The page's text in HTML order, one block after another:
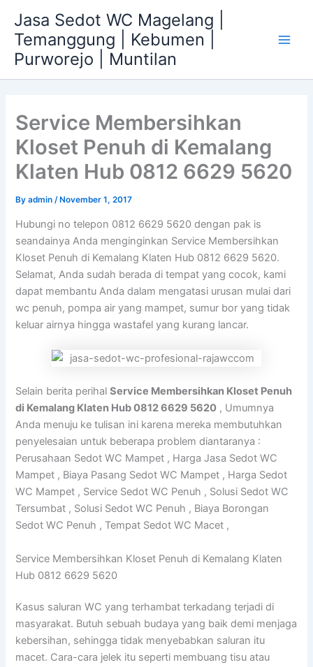
content
Jasa Sedot WC Magelang |
Temanggung | Kebumen |
Purworejo | Muntilan
Service Membersihkan
Kloset Penuh di Kemalang
Klaten Hub 0812 6629 5620
Byadmin/ November 1, 2017
Hubungi no telepon 0812 6629 5620 dengan pak is
seandainya Anda menginginkan Service Membersihkan
Kloset Penuh di Kemalang Klaten Hub 0812 6629 5620.
Selamat, Anda sudah berada di tempat yang cocok, kami
dapat membantu Anda dalam mengatasi urusan mulai dari
wc penuh, pompa air yang mampet, sumur bor yang tidak
keluar airnya hingga wastafel yang kurang lancar.
Selain berita perihalService Membersihkan Kloset Penuh
di Kemalang Klaten Hub 0812 6629 5620 , Umumnya
Anda menuju ke tulisan ini karena mereka membutuhkan
penyelesaian untuk beberapa problem diantaranya :
Perusahaan Sedot WC Mampet , Harga Jasa Sedot WC
Mampet , Biaya Pasang Sedot WC Mampet , Harga Sedot
WC Mampet , Service Sedot WC Penuh , Solusi Sedot WC
Tersumbat , Solusi Sedot WC Penuh , Biaya Borongan
Sedot WC Penuh , Tempat Sedot WC Macet ,
Service Membersihkan Kloset Penuh di Kemalang Klaten
Hub 0812 6629 5620
Kasus saluran WC yang terhambat terkadang terjadi di
masyarakat. Butuh sebuah budaya yang baik demi menjaga
kebersihan, sehingga tidak menyebabkan saluran itu
macet. Cara-cara jelek itu seperti membuang tisu atau